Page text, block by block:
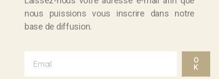
nous puissions vous inscrire dans notre
base de diffusion.
O
K